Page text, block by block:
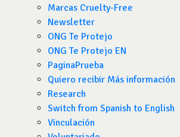
Marcas Cruelty-Free
Newsletter
ONG Te Protejo
ONG Te Protejo EN
PaginaPrueba
Quiero recibir Más información
Research
Switch from Spanish to English
Vinculación